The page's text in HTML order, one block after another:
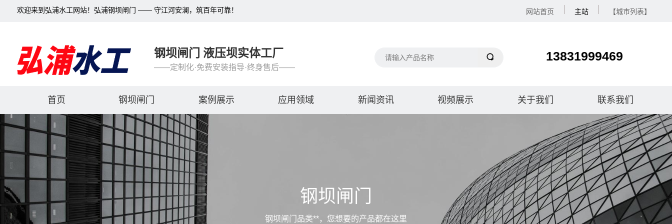
欢迎来到弘浦水工网站！弘浦钢坝闸门 —— 守江河安澜，筑百年可靠！ 网站首页 主站 【城市列表】
钢坝闸门 液压坝实体工厂
——定制化·免费安装指导·终身售后——
13831999469
首页 钢坝闸门 案例展示 应用领域 新闻资讯 视频展示 关于我们 联系我们
钢坝闸门
钢坝闸门品类**，您想要的产品都在这里